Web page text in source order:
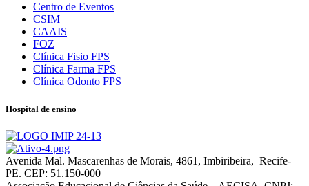
Centro de Eventos
CSIM
CAAIS
FOZ
Clínica Fisio FPS
Clínica Farma FPS
Clínica Odonto FPS
Hospital de ensino
Avenida Mal. Mascarenhas de Morais, 4861, Imbiribeira, Recife-
PE. CEP: 51.150-000